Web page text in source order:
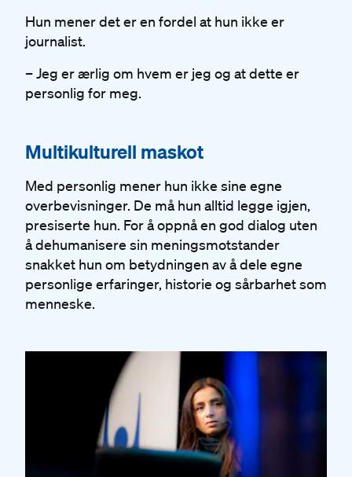
Hun mener det er en fordel at hun ikke er
journalist.
– Jeg er ærlig om hvem er jeg og at dette er
personlig for meg.
#
Multikulturell maskot
Med personlig mener hun ikke sine egne
overbevisninger. De må hun alltid legge igjen,
presiserte hun. For å oppnå en god dialog uten
å dehumanisere sin meningsmotstander
snakket hun om betydningen av å dele egne
personlige erfaringer, historie og sårbarhet som
menneske.